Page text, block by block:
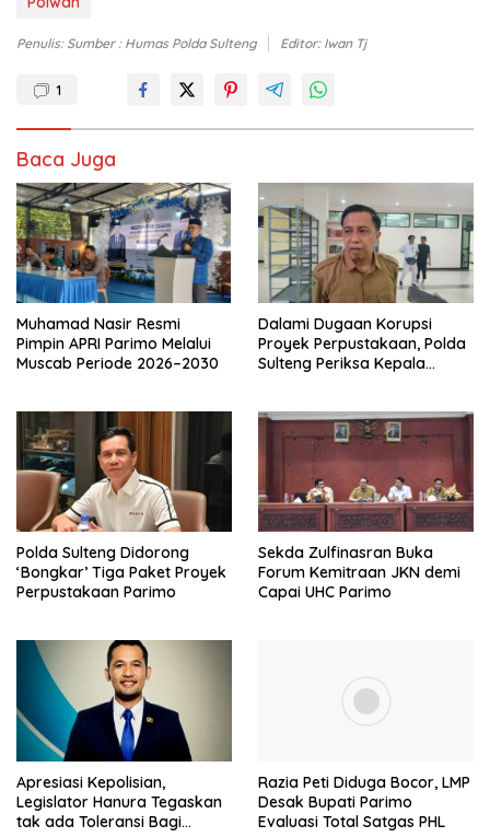
Penulis: Sumber : Humas Polda Sulteng Editor: Iwan Tj
1
Baca Juga
Muhamad Nasir Resmi
Pimpin APRI Parimo Melalui
Muscab Periode 2026–2030
Dalami Dugaan Korupsi
Proyek Perpustakaan, Polda
Sulteng Periksa Kepala
Polda Sulteng Didorong
‘Bongkar’ Tiga Paket Proyek
Perpustakaan Parimo
Sekda Zulfinasran Buka
Forum Kemitraan JKN demi
Capai UHC Parimo
Apresiasi Kepolisian,
Legislator Hanura Tegaskan
tak ada Toleransi Bagi
Razia Peti Diduga Bocor, LMP
Desak Bupati Parimo
Evaluasi Total Satgas PHL